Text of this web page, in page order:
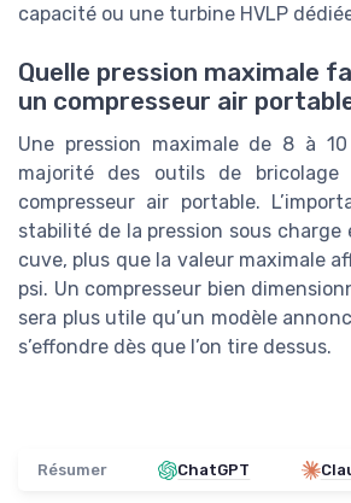
capacité ou une turbine HVLP
Quelle pression maximale
un compresseur air
Une pression maximale de 8 à
majorité des outils de bricolage
compresseur air portable.
stabilité de la pression sous charge
cuve, plus que la valeur maximale
psi. Un compresseur bien
sera plus utile qu’un modèle
s’effondre dès que l’on tire dessus.
Résumer ChatGPT